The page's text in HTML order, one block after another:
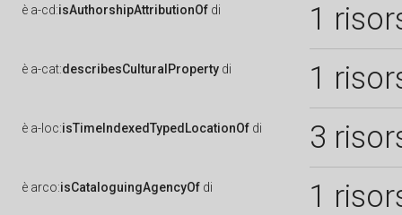
è a-cd:isAuthorshipAttributionOf di 1
è a-cat:describesCulturalProperty di 1
è a-loc:isTimeIndexedTypedLocationOf di 3
è arco:isCataloguingAgencyOf di 1